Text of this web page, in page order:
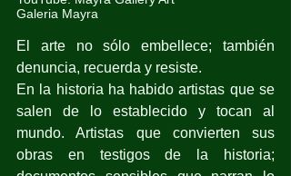
Galeria Mayra
El arte no sólo embellece; también
denuncia, recuerda y resiste.
En la historia ha habido artistas que se
salen de lo establecido y tocan al
mundo. Artistas que convierten sus
obras en testigos de la historia;